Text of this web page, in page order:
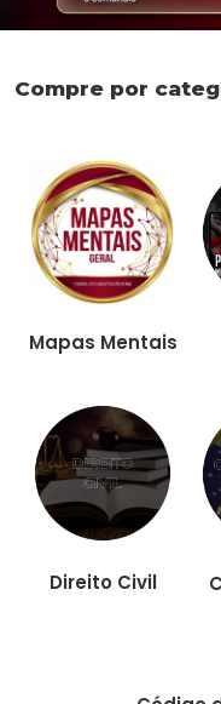
Compre por
Mapas Mentais
Direito Civil